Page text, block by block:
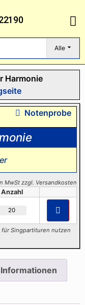
Alle
Harmonie
Notenprobe
MwSt zzgl. Versandkosten
Anzahl
Singpartituren nutzen